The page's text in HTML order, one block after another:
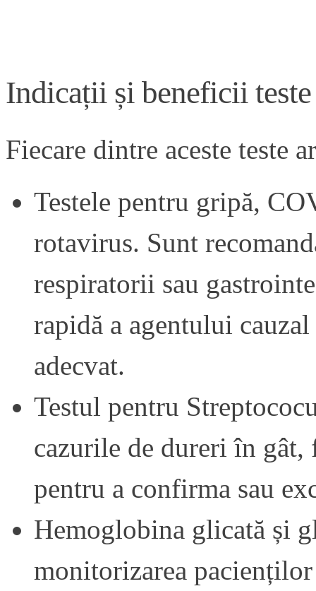
Indicații și beneficii
Fiecare dintre aceste teste
Testele pentru gripă,
rotavirus. Sunt
respiratorii sau
rapidă a agentului
adecvat.
Testul pentru
cazurile de dureri în
pentru a confirma sau
Hemoglobina glicată și
monitorizarea